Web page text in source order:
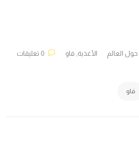
حول العالم الأغذية فاو
فاو